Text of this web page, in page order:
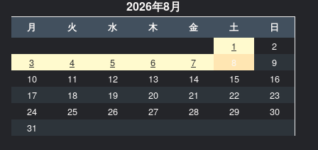
2026年8月
月 火 水 木 金 土 日
1
2
3
4 5 6 7 8
9
10
11 12 13 14 15
16
17
18 19 20 21 22
23
24
25 26 27 28 29
30
31